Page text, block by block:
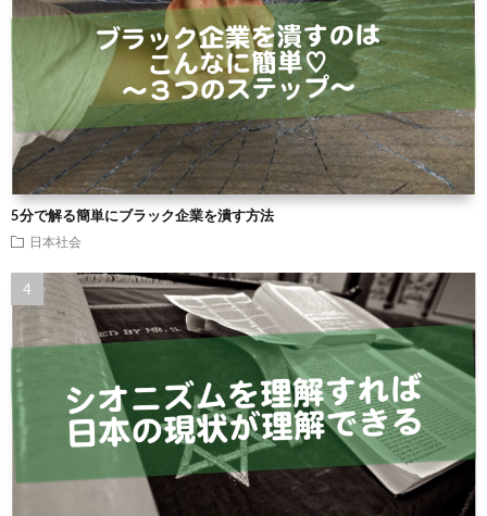
5分で解る簡単にブラック企業を潰す方法
日本社会